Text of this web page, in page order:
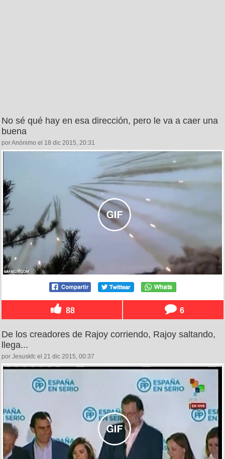
No sé qué hay en esa dirección, pero le va a caer una
buena
por Anónimo el 18 dic 2015, 20:31
88 6
De los creadores de Rajoy corriendo, Rajoy saltando,
llega...
por Jesuskfc el 21 dic 2015, 00:37